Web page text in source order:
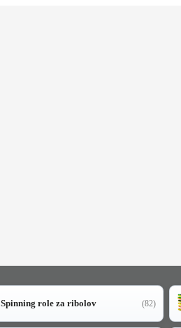
Spinning role za ribolov (82)